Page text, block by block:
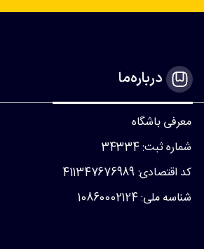
درباره‌ما
معرفی باشگاه
شماره ثبت: 34334
کد اقتصادی: 411347676989
شناسه ملی: 10860002124